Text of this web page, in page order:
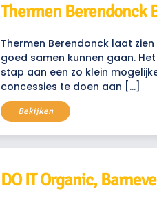
Thermen Berendonck
Thermen Berendonck laat
goed samen kunnen gaan.
stap aan een zo klein
concessies te doen aan […]
Bekijken
DO IT Organic,